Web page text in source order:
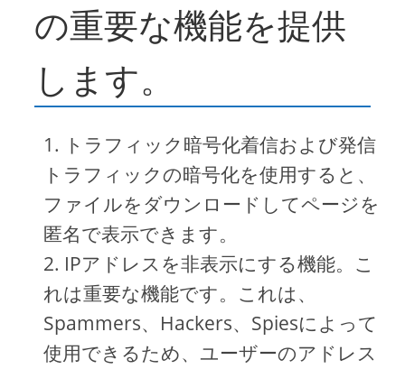
の重要な機能を提供
します。
トラフィック暗号化着信および発信
トラフィックの暗号化を使用すると、
ファイルをダウンロードしてページを
匿名で表示できます。
IPアドレスを非表示にする機能。こ
れは重要な機能です。これは、
Spammers、Hackers、Spiesによって
使用できるため、ユーザーのアドレス